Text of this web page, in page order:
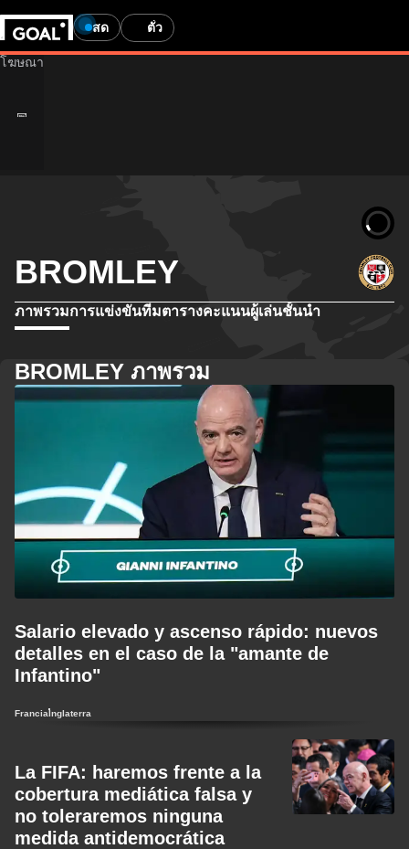
สด ตั๋ว
BROMLEY
ภาพรวมการแข่งขันทีมตารางคะแนนผู้เล่นชั้นนำ
BROMLEY ภาพรวม
Salario elevado y ascenso rápido: nuevos
detalles en el caso de la "amante de
Infantino"
FranciaInglaterra
La FIFA: haremos frente a la
cobertura mediática falsa y
no toleraremos ninguna
medida antidemocrática